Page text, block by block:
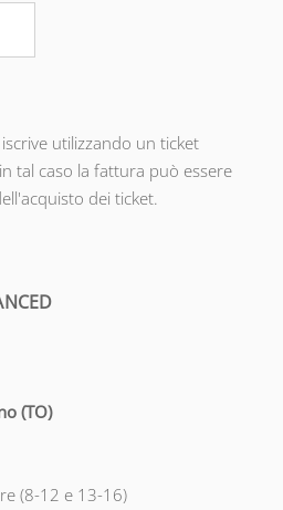
utilizzando un ticket
tal caso la fattura può essere
dei ticket.
(TO)
(8-12 e 13-16)